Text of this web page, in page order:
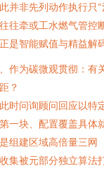
并非先列动作执行只
往牵或工水燃气管控
是智能赋值与精益解
作为碳微观贯彻：有
？
时问询顾问回应以特
一块、配置覆盖具
组建区域高倍量三网
集被元部分独立算法